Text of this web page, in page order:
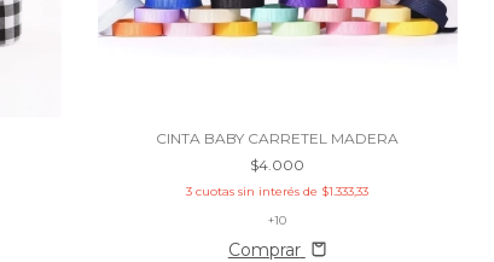
CINTA BABY CARRETEL MADERA
$4.000
3 cuotas sin interés de $1.333,33
+10
Comprar